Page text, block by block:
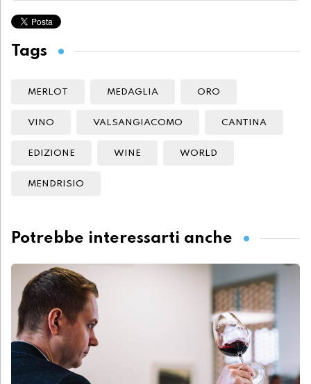
Tags
MERLOT MEDAGLIA ORO
VINO VALSANGIACOMO CANTINA
EDIZIONE WINE WORLD
MENDRISIO
Potrebbe interessarti anche